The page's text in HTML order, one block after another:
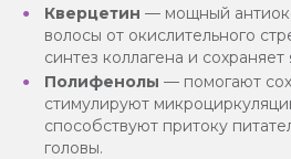
Кверцетин — мощный
волосы от окислительного
синтез коллагена и сохраняет
Полифенолы — помогают
стимулируют
способствуют притоку
головы.